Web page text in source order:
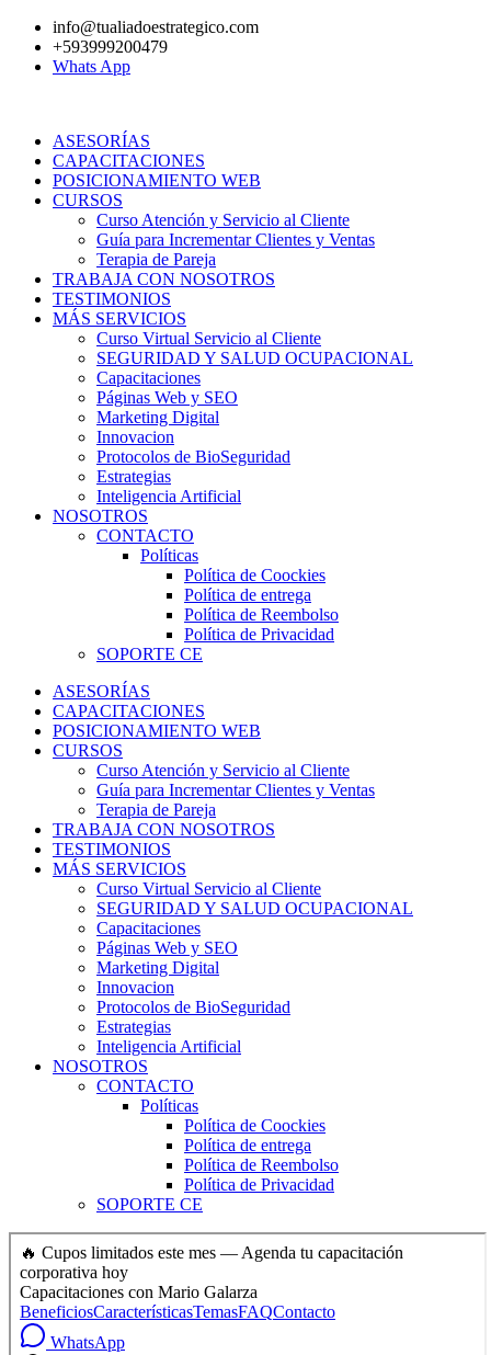
contenido
info@tualiadoestrategico.com
+593999200479
Whats App
ASESORÍAS
CAPACITACIONES
POSICIONAMIENTO WEB
CURSOS
Curso Atención y Servicio al Cliente
Guía para Incrementar Clientes y Ventas
Terapia de Pareja
TRABAJA CON NOSOTROS
TESTIMONIOS
MÁS SERVICIOS
Curso Virtual Servicio al Cliente
SEGURIDAD Y SALUD OCUPACIONAL
Capacitaciones
Páginas Web y SEO
Marketing Digital
Innovacion
Protocolos de BioSeguridad
Estrategias
Inteligencia Artificial
NOSOTROS
CONTACTO
Políticas
Política de Coockies
Política de entrega
Política de Reembolso
Política de Privacidad
SOPORTE CE
ASESORÍAS
CAPACITACIONES
POSICIONAMIENTO WEB
CURSOS
Curso Atención y Servicio al Cliente
Guía para Incrementar Clientes y Ventas
Terapia de Pareja
TRABAJA CON NOSOTROS
TESTIMONIOS
MÁS SERVICIOS
Curso Virtual Servicio al Cliente
SEGURIDAD Y SALUD OCUPACIONAL
Capacitaciones
Páginas Web y SEO
Marketing Digital
Innovacion
Protocolos de BioSeguridad
Estrategias
Inteligencia Artificial
NOSOTROS
CONTACTO
Políticas
Política de Coockies
Política de entrega
Política de Reembolso
Política de Privacidad
SOPORTE CE